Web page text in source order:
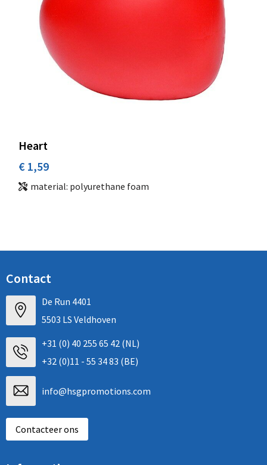
Heart
€ 1,59
material: polyurethane foam
Contact
De Run 4401
5503 LS Veldhoven
+31 (0) 40 255 65 42 (NL)
+32 (0)11 - 55 34 83 (BE)
info@hsgpromotions.com
Contacteer ons